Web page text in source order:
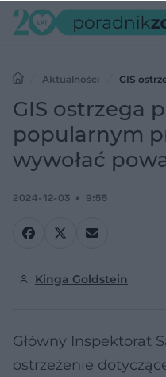
Aktualności
GIS
Może wywołać poważną reakcję
GIS ostrzega
popularnym
wywołać
2024-12-03 9:55
Kinga Goldstein
Główny Inspektorat
ostrzeżenie